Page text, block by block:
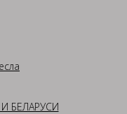
БЕЛАРУСИ